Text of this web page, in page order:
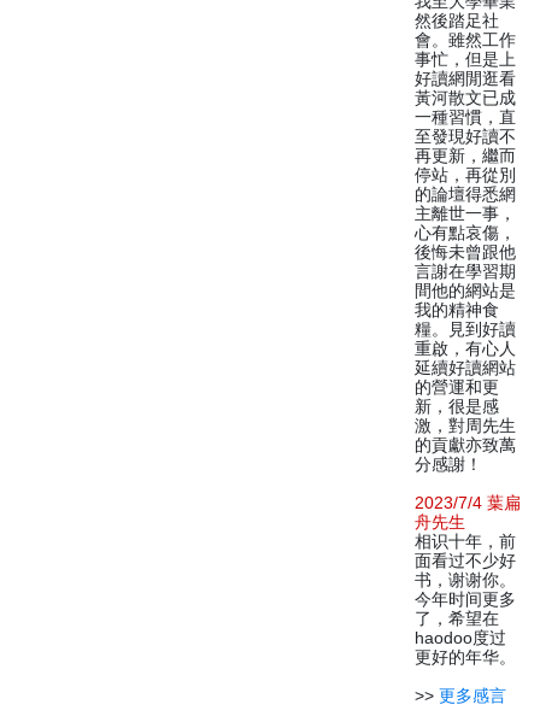
然後踏足社
會。雖然工作
事忙，但是上
好讀網閒逛看
黃河散文已成
一種習慣，直
至發現好讀不
再更新，繼而
停站，再從別
的論壇得悉網
主離世一事，
心有點哀傷，
後悔未曾跟他
言謝在學習期
間他的網站是
我的精神食
糧。見到好讀
重啟，有心人
延續好讀網站
的營運和更
新，很是感
激，對周先生
的貢獻亦致萬
分感謝！
2023/7/4 葉扁
舟先生
相识十年，前
面看过不少好
书，谢谢你。
今年时间更多
了，希望在
haodoo度过
更好的年华。
>> 更多感言